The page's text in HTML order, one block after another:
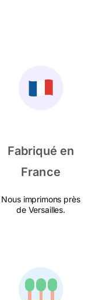
Fabriqué en
France
Nous imprimons près
de Versailles.